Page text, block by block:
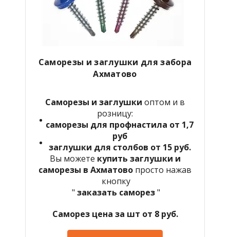
Саморезы и заглушки для забора
Ахматово
Саморезы и заглушки оптом и в
розницу:
саморезы для профнастила от 1,7
руб
заглушки для столбов от 15 руб.
Вы можете купить заглушки и
саморезы в Ахматово просто нажав
кнопку
" заказать саморез"
Саморез цена за шт от 8 руб.